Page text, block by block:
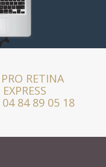
RETINA
84 89 05 18